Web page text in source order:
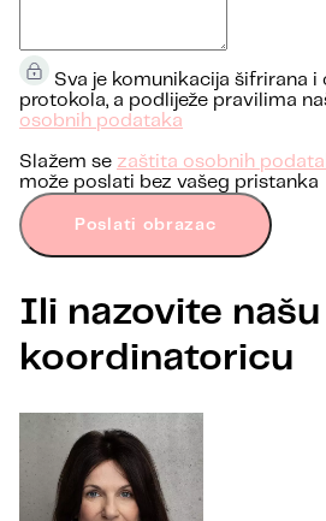
Sva je komunikacija šifrirana i
protokola, a podliježe pravilima
osobnih podataka
Slažem se zaštita osobnih
može poslati bez vašeg pristanka
Poslati obrazac
Ili nazovite našu
koordinatoricu